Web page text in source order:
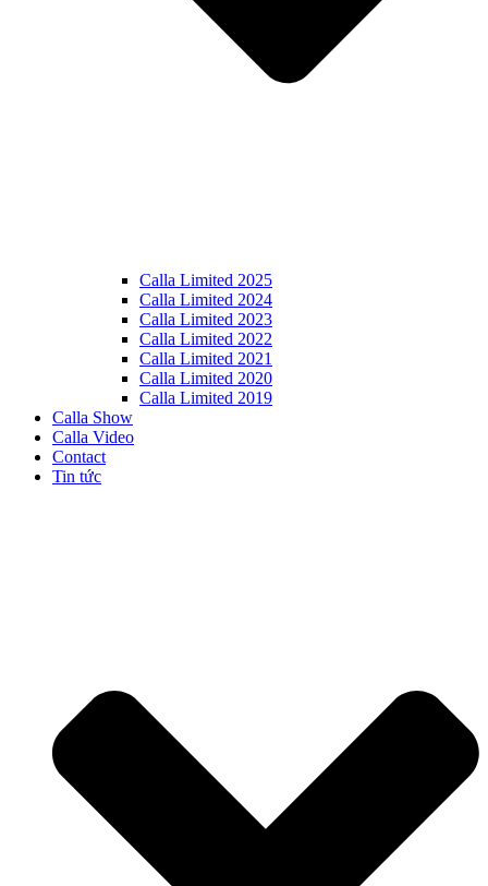
Calla Limited 2025
Calla Limited 2024
Calla Limited 2023
Calla Limited 2022
Calla Limited 2021
Calla Limited 2020
Calla Limited 2019
Calla Show
Calla Video
Contact
Tin tức